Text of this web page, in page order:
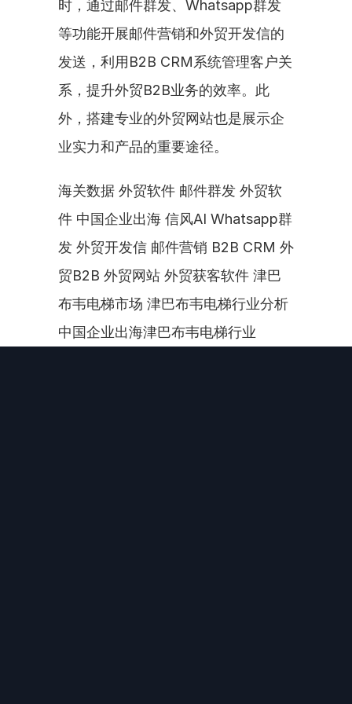
时，通过邮件群发、Whatsapp群发
等功能开展邮件营销和外贸开发信的
发送，利用B2B CRM系统管理客户关
系，提升外贸B2B业务的效率。此
外，搭建专业的外贸网站也是展示企
业实力和产品的重要途径。
海关数据 外贸软件 邮件群发 外贸软
件 中国企业出海 信风AI Whatsapp群
发 外贸开发信 邮件营销 B2B CRM 外
贸B2B 外贸网站 外贸获客软件 津巴
布韦电梯市场 津巴布韦电梯行业分析
中国企业出海津巴布韦电梯行业